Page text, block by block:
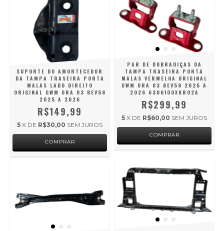
SUPORTE DO AMORTECEDOR
DA TAMPA TRASEIRA PORTA
MALAS LADO DIREITO
ORIGINAL GWM ORA 03 BEV58
2025 A 2026
R$149,99
5 X DE R$30,00 SEM JUROS
PAR DE DOBRADIÇAS DA
TAMPA TRASEIRA PORTA
MALAS VERMELHA ORIGINAL
GWM ORA 03 BEV58 2025 A
2026 6306100XKR02A
R$299,99
5 X DE R$60,00 SEM JUROS